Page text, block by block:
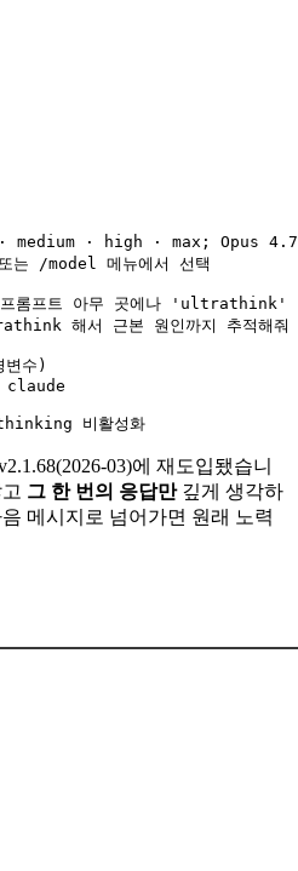
medium · high · max; Opus
메뉴에서 선택
프롬프트 아무 곳에나 'ultrathink'
해서 근본 원인까지 추적해줘
수)
claude
비활성화
03)에 재도입됐습니
그 한 번의 응답만깊게 생각하
메시지로 넘어가면 원래 노력